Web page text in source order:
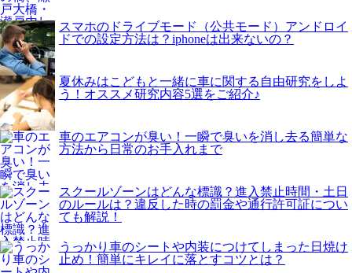
スマホのドライブモード（公共モード）アンドロイ
ドでの設定方法は？iphoneは出来ないの？
夏休みはこどもと一緒に車に関する自由研究をしよ
う！オススメ研究内容5選をご紹介♪
車のエアコンが臭い！一瞬で臭いを消し去る簡単な
方法から日常のお手入れまで
スクールゾーンはどんな標識？進入禁止時間・土日
のルールは？違反した時の罰金や通行許可証につい
ても解説！
うっかり車のシートや内装につけてしまった日焼け
止め！簡単にキレイに落とすコツとは？